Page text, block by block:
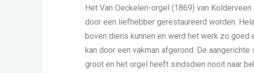
Het Van Oeckelen-orgel (1869) van
door een liefhebber gerestaureerd worden.
boven diens kunnen en werd het werk zo goed
kan door een vakman afgerond. De
groot en het orgel heeft sindsdien nooit naar